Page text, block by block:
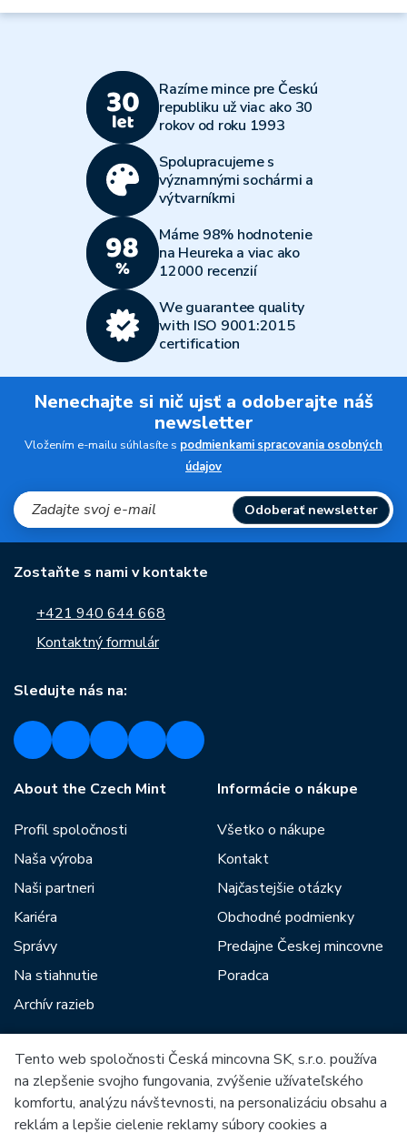
Razíme mince pre Českú
republiku už viac ako 30
rokov od roku 1993
Spolupracujeme s
významnými sochármi a
výtvarníkmi
Máme 98% hodnotenie
na Heureka a viac ako
12000 recenzií
We guarantee quality
with ISO 9001:2015
certification
Nenechajte si nič ujsť a odoberajte náš
newsletter
Vložením e-mailu súhlasíte s podmienkami spracovania osobných
údajov
Odoberať newsletter
Zostaňte s nami v kontakte
+421 940 644 668
Kontaktný formulár
Sledujte nás na:
About the Czech Mint
Profil spoločnosti
Naša výroba
Naši partneri
Kariéra
Správy
Na stiahnutie
Archív razieb
Informácie o nákupe
Všetko o nákupe
Kontakt
Najčastejšie otázky
Obchodné podmienky
Predajne Českej mincovne
Poradca
Medzi našich partnerov patria:
Tento web spoločnosti Česká mincovna SK, s.r.o. používa
na zlepšenie svojho fungovania, zvýšenie užívateľského
komfortu, analýzu návštevnosti, na personalizáciu obsahu a
reklám a lepšie cielenie reklamy súbory cookies a